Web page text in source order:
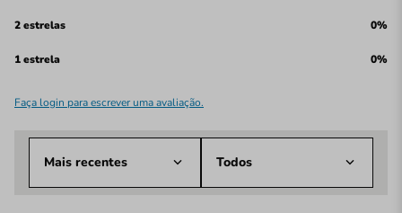
2 estrelas 0%
1 estrela 0%
Faça login para escrever uma avaliação.
Mais recentes Todos